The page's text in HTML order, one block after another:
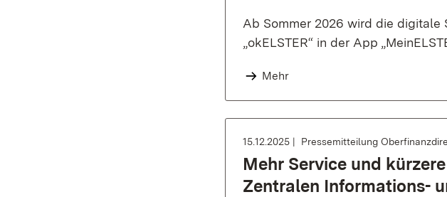
Ab Sommer 2026 wird die digitale
„okELSTER“ in der App
Mehr
15.12.2025 Pressemitteilung
Mehr Service und
Zentralen Informations-